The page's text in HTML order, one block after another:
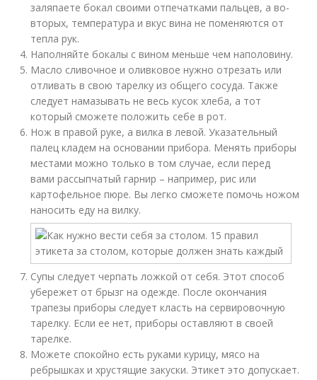
заляпаете бокал своими отпечатками пальцев, а во-
вторых, температура и вкус вина не поменяются от
тепла рук.
Наполняйте бокалы с вином меньше чем наполовину.
Масло сливочное и оливковое нужно отрезать или
отливать в свою тарелку из общего сосуда. Также
следует намазывать не весь кусок хлеба, а тот
который сможете положить себе в рот.
Нож в правой руке, а вилка в левой. Указательный
палец кладем на основании прибора. Менять приборы
местами можно только в том случае, если перед
вами рассыпчатый гарнир – например, рис или
картофельное пюре. Вы легко сможете помочь ножом
наносить еду на вилку.
Супы следует черпать ложкой от себя. Этот способ
убережет от брызг на одежде. После окончания
трапезы приборы следует класть на сервировочную
тарелку. Если ее нет, приборы оставляют в своей
тарелке.
Можете спокойно есть руками курицу, мясо на
ребрышках и хрустящие закуски. Этикет это допускает.